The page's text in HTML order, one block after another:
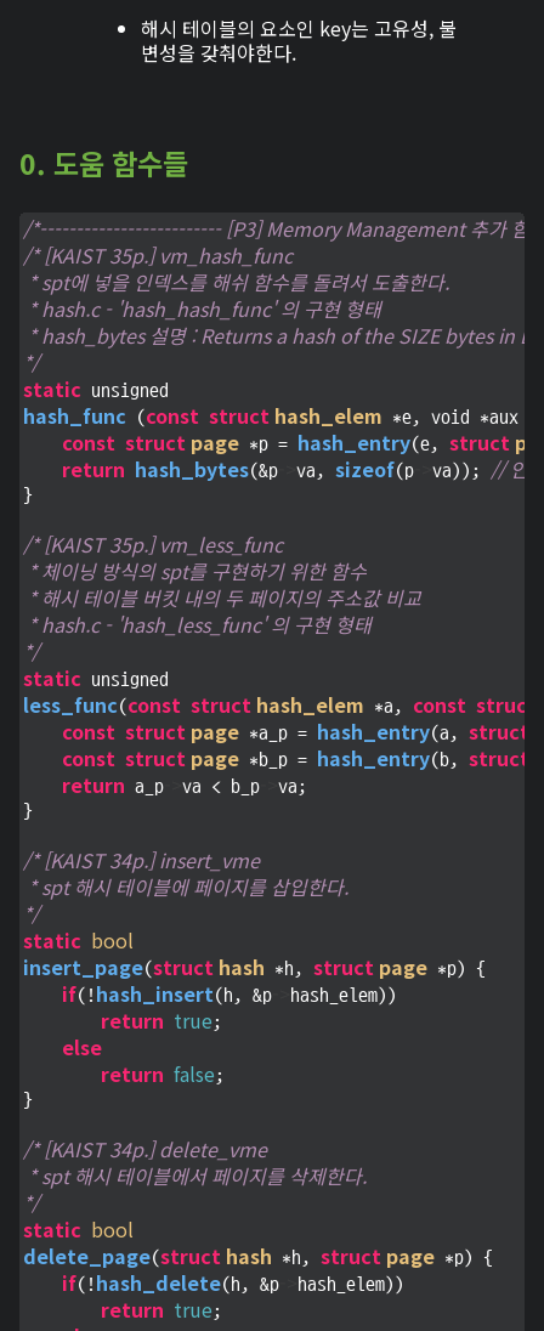
해시 테이블의 요소인 key는 고유성, 불
변성을 갖춰야한다.
0. 도움 함수들
/*------------------------- [P3] Memory Management 추가
/* [KAIST 35p.] vm_hash_func
* spt에 넣을 인덱스를 해쉬 함수를 돌려서 도출한다.
* hash.c - 'hash_hash_func' 의 구현 형태
* hash_bytes 설명 : Returns a hash of the SIZE bytes in
*/
static
hash_func (const struct hash_elem *e, void *aux
const struct page *p = hash_entry(e, struct
return hash_bytes(&p va, sizeof(p va)); // 인
}
/* [KAIST 35p.] vm_less_func
* 체이닝 방식의 spt를 구현하기 위한 함수
* 해시 테이블 버킷 내의 두 페이지의 주소값 비교
* hash.c - 'hash_less_func' 의 구현 형태
*/
static
less_func(const struct hash_elem *a, const struct
const struct page *a_p = hash_entry(a, struct
const struct page *b_p = hash_entry(b, struct
return a_p va < b_p
va;
}
/* [KAIST 34p.] insert_vme
* spt 해시 테이블에 페이지를 삽입한다.
*/
static bool
insert_page(struct hash *h, struct page *p) {
if(! hash_insert(h, &p hash_elem))
return true ;
else
return false ;
}
/* [KAIST 34p.] delete_vme
* spt 해시 테이블에서 페이지를 삭제한다.
*/
static bool
delete_page(struct hash *h, struct page *p) {
if(! hash_delete(h, &p hash_elem))
return true ;